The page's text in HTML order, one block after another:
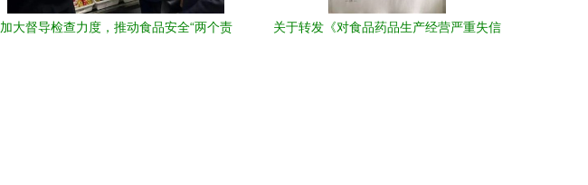
加大督导检查力度，推动食品安全“两个责
关于转发《对食品药品生产经营严重失信